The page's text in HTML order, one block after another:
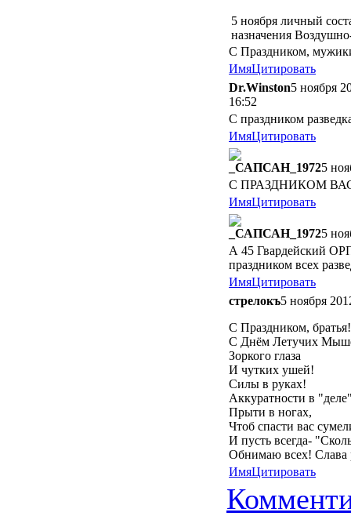
5 ноября личный
назначения
С Праздником,
ИмяЦитировать
Dr.Winston5 ноября
16:52
С праздником
ИмяЦитировать
_САПСАН_19725
С ПРАЗДНИКОМ ВАС
ИмяЦитировать
_САПСАН_19725
А 45 Гвардейский
праздником всех
ИмяЦитировать
стрелокъ5 ноября
С Праздником, братья!
С Днём Летучих
Зоркого глаза
И чутких ушей!
Силы в руках!
Аккуратности в
Прыти в ногах,
Чтоб спасти вас
И пусть всегда-
Обнимаю всех! Слава
ИмяЦитировать